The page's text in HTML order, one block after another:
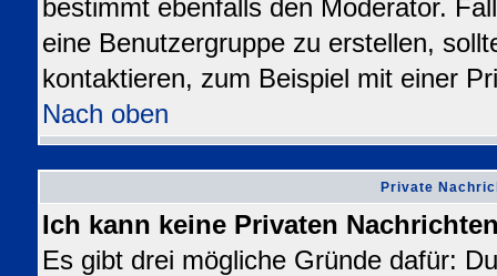
bestimmt ebenfalls den Moderator.
eine Benutzergruppe zu erstellen,
kontaktieren, zum Beispiel mit einer
Nach oben
Private
Ich kann keine Privaten
Es gibt drei mögliche Gründe dafür: